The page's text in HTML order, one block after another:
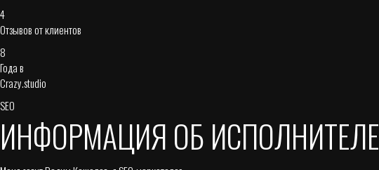
4
Отзывов от клиентов
8
Года в
Crazy.studio
SEO
ИНФОРМАЦИЯ ОБ ИСПОЛНИТЕЛЕ